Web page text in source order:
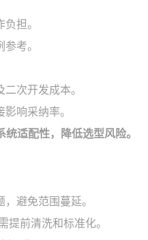
担。
考。
次开发成本。
响采纳率。
适配性，降低选型风险。
避免范围蔓延。
提前清洗和标准化。